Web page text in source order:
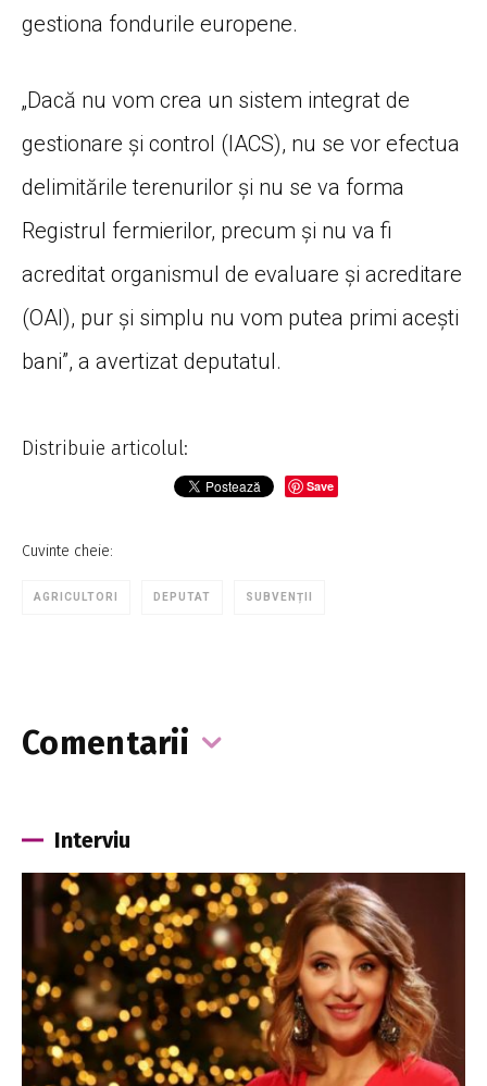
gestiona fondurile europene.
„Dacă nu vom crea un sistem integrat de
gestionare și control (IACS), nu se vor efectua
delimitările terenurilor și nu se va forma
Registrul fermierilor, precum și nu va fi
acreditat organismul de evaluare și acreditare
(OAI), pur și simplu nu vom putea primi acești
bani”, a avertizat deputatul.
Distribuie articolul:
Save
Cuvinte cheie:
AGRICULTORI DEPUTAT SUBVENȚII
Comentarii
Interviu